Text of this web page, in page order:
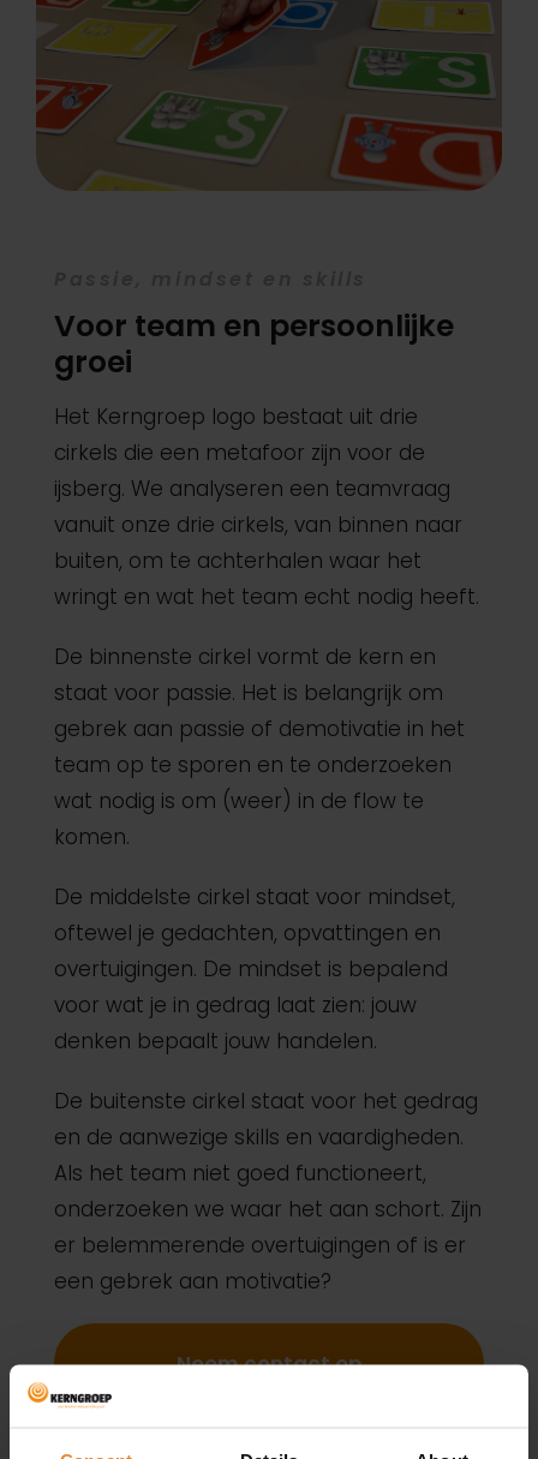
Voor team en persoonlijke
groei
Het Kerngroep logo bestaat uit drie
cirkels die een metafoor zijn voor de
ijsberg. We analyseren een teamvraag
vanuit onze drie cirkels, van binnen naar
buiten, om te achterhalen waar het
wringt en wat het team echt nodig heeft.
De binnenste cirkel vormt de kern en
staat voor passie. Het is belangrijk om
gebrek aan passie of demotivatie in het
team op te sporen en te onderzoeken
wat nodig is om (weer) in de flow te
komen.
De middelste cirkel staat voor mindset,
oftewel je gedachten, opvattingen en
overtuigingen. De mindset is bepalend
voor wat je in gedrag laat zien: jouw
denken bepaalt jouw handelen.
De buitenste cirkel staat voor het gedrag
en de aanwezige skills en vaardigheden.
Als het team niet goed functioneert,
onderzoeken we waar het aan schort. Zijn
er belemmerende overtuigingen of is er
een gebrek aan motivatie?
Neem contact op